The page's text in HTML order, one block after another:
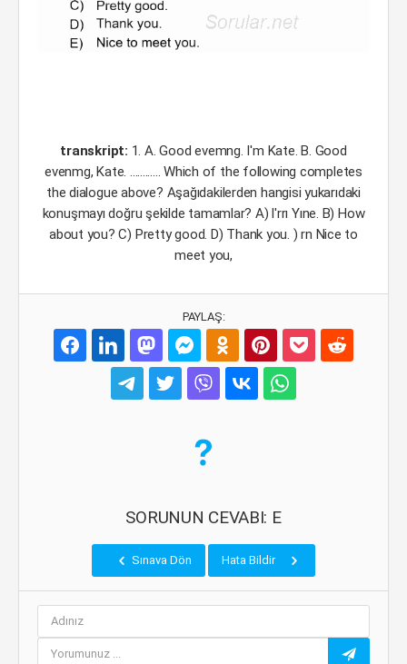
transkript: 1. A. Good evemng. I'm Kate. B. Good
evenmg, Kate. ............ Which of the following completes
the dialogue above? Aşağıdakilerden hangisi yukarıdaki
konuşmayı doğru şekilde tamamlar? A) l'rrı Yıne. B) How
about you? C) Pretty good. D) Thank you. ) rn Nice to
meet you,
PAYLAŞ:
SORUNUN CEVABI: E
Sınava Dön Hata Bildir